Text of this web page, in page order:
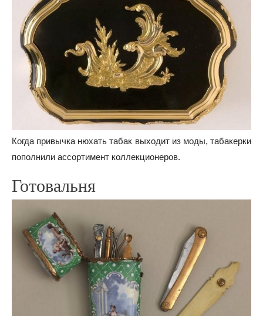
Когда привычка нюхать табак выходит из моды, табакерки
пополнили ассортимент коллекционеров.
Готовальня